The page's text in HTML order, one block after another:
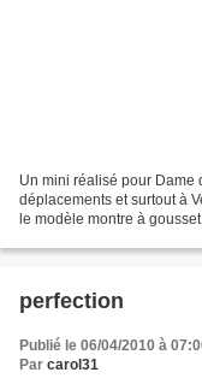
Un mini réalisé pour Dame
déplacements et surtout à
le modèle montre à
perfection
Publié le 06/04/2010 à
Par carol31